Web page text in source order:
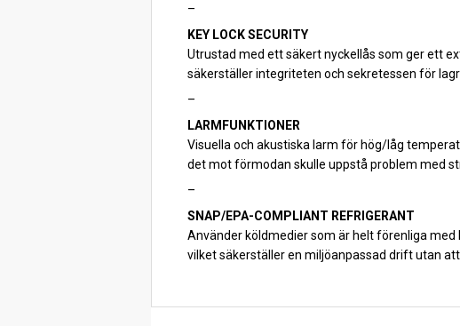
–
KEY LOCK SECURITY
Utrustad med ett säkert nyckellås som ger ett
säkerställer integriteten och sekretessen för
–
LARMFUNKTIONER
Visuella och akustiska larm för hög/låg
det mot förmodan skulle uppstå problem med
–
SNAP/EPA-COMPLIANT REFRIGERANT
Använder köldmedier som är helt förenliga
vilket säkerställer en miljöanpassad drift utan